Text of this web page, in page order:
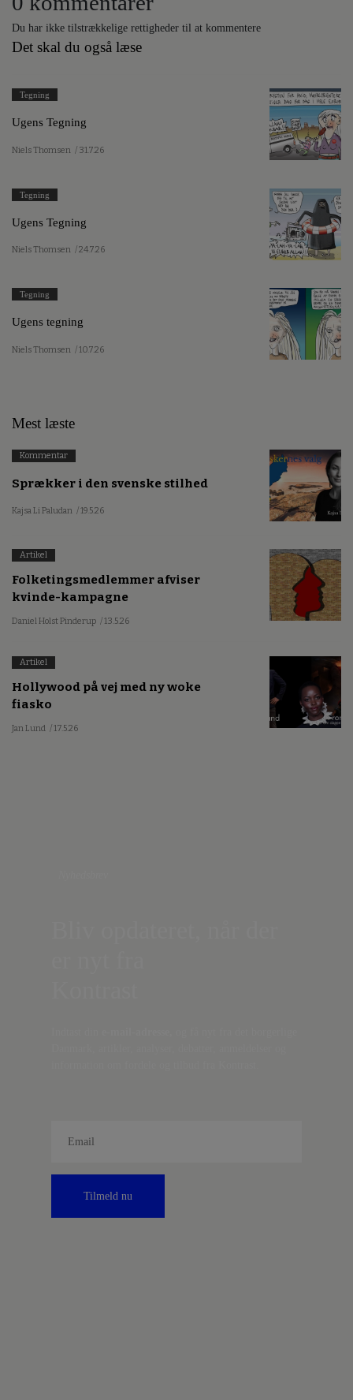
Du har ikke tilstrækkelige rettigheder til at kommentere
Det skal du også læse
Tegning
Ugens Tegning
Niels Thomsen / 31.7.26
Tegning
Ugens Tegning
Niels Thomsen / 24.7.26
Tegning
Ugens tegning
Niels Thomsen / 10.7.26
Mest læste
Kommentar
Sprækker i den svenske stilhed
Kajsa Li Paludan / 19.5.26
Artikel
Folketingsmedlemmer afviser
kvinde-kampagne
Daniel Holst Pinderup / 13.5.26
Artikel
Hollywood på vej med ny woke
fiasko
Jan Lund / 17.5.26
Tilmeld nu